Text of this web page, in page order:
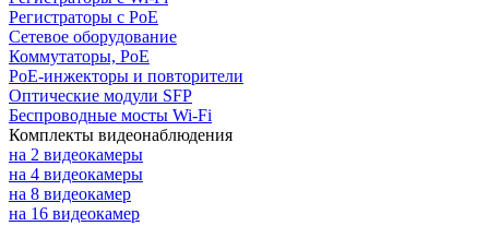
Регистраторы с PoE
Сетевое оборудование
Коммутаторы, PoE
PoE-инжекторы и повторители
Оптические модули SFP
Беспроводные мосты Wi-Fi
Комплекты видеонаблюдения
на 2 видеокамеры
на 4 видеокамеры
на 8 видеокамер
на 16 видеокамер